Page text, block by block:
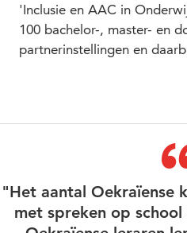
'Inclusie en AAC in
100 bachelor-, master- en
partnerinstellingen en
"Het aantal Oekraïense
met spreken op